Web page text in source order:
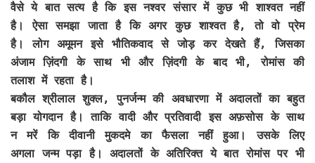
वैसे ये बात सत्य है कि इस नश्वर संसार में कुछ भी शाश्वत नहीं
है। ऐसा समझा जाता है कि अगर कुछ शाश्वत है, तो वो प्रेम
है। लोग अमूमन इसे भौतिकवाद से जोड़ कर देखते हैं, जिसका
अंजाम ज़िंदगी के साथ भी और ज़िंदगी के बाद भी, रोमांस की
तलाश में रहता है।
बकौल श्रीलाल शुक्ल, पुनर्जन्म की अवधारणा में अदालतों का बहुत
बड़ा योगदान है। ताकि वादी और प्रतिवादी इस अफ़सोस के साथ
न मरें कि दीवानी मुकदमे का फैसला नहीं हुआ। उसके लिए
अगला जन्म पड़ा है। अदालतों के अतिरिक्त ये बात रोमांस पर भी